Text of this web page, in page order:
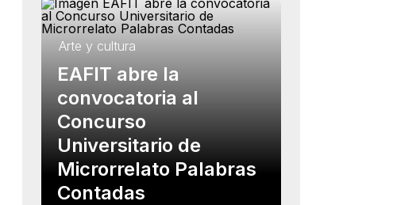
Arte y cultura
EAFIT abre la
convocatoria al
Concurso
Universitario de
Microrrelato Palabras
Contadas